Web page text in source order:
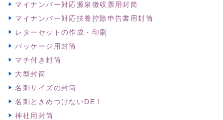
マイナンバー対応源泉徴収票用封筒
マイナンバー対応扶養控除申告書用封筒
レターセットの作成・印刷
パッケージ用封筒
マチ付き封筒
大型封筒
名刺サイズの封筒
名刺ときめつけないDE！
神社用封筒